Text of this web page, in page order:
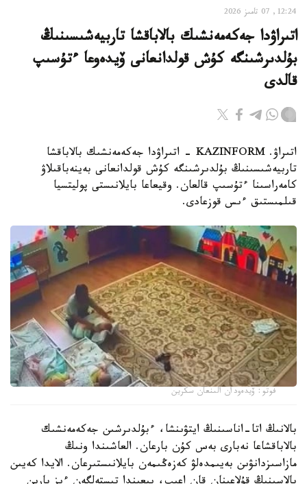
12:24, 07 تامىز 2026
اتىراۋدا جەكەمەنشىك بالاباقشا تاربيەشىسىنىڭ
بۇلدىرشىنگە كۇش قولدانعانى ۆيدەوعا ءتۇسىپ
قالدى
اتىراۋ. KAZINFORM - اتىراۋدا جەكەمەنشىك بالاباقشا
تاربيەشىسىنىڭ بۇلدىرشىنگە كۇش قولدانعانى بەينەباقىلاۋ
كامەراسىنا ءتۇسىپ قالعان. وقيعاعا بايلانىستى پوليتسيا
قىلمىستىق ءىس قوزعادى.
فوتو: ۆيدەودان الىنعان سكرين
بالانىڭ اتا-اناسىنىڭ ايتۋىنشا، ءبۇلدىرشىن جەكەمەنشىك
بالاباقشاعا نەبارى بەس كۇن بارعان. العاشىندا ونىڭ
مازاسىزدانۋىن بەيىمدەلۋ كەزەڭىمەن بايلانىستىرعان. الايدا كەيىن